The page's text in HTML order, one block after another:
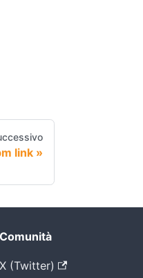
link
Comunità
X (Twitter)